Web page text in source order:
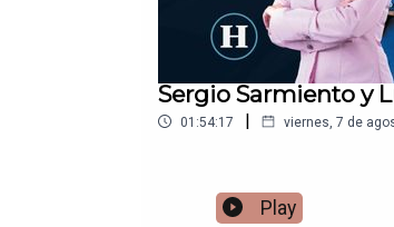
Sergio Sarmiento y
01:54:17 | viernes, 7 de
Play